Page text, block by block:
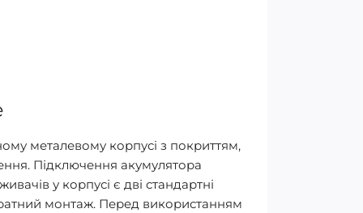
металевому корпусі з покриттям,
Підключення акумулятора
у корпусі є дві стандартні
монтаж. Перед використанням